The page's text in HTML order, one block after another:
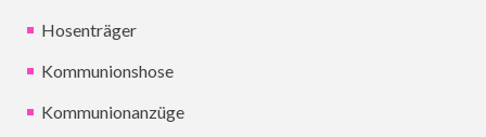
Hosenträger
Kommunionshose
Kommunionanzüge